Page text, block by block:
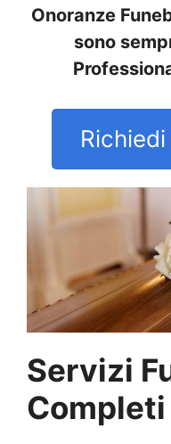
Onoranze
sono
Servizi
Completi